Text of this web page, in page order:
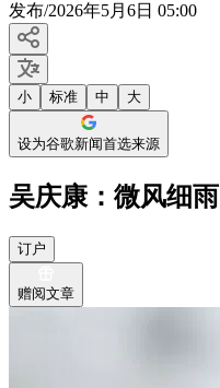
发布/2026年5月6日 05:00
小 标准 中 大
设为谷歌新闻首选来源
吴庆康：微风细雨
订户
赠阅文章